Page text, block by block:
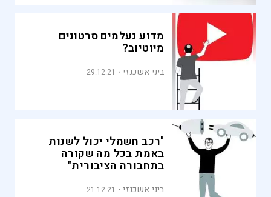
מדוע נעלמים סרטונים
מיוטיוב?
ביני אשכנזי 29.12.21
"רכב חשמלי יכול לשנות
באמת בכל מה שקורה
בתחבורה הציבורית"
ביני אשכנזי 21.12.21